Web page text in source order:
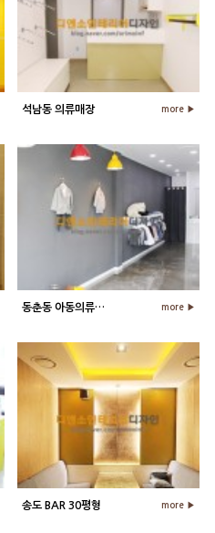
석남동 의류매장 more ▶
동춘동 아동의류매장 11평형 more ▶
송도 BAR 30평형 more ▶